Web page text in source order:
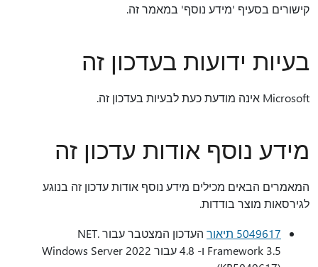
קישורים בסעיף 'מידע נוסף' במאמר זה.
בעיות ידועות בעדכון זה
Microsoft אינה מודעת כעת לבעיות בעדכון זה.
מידע נוסף אודות עדכון זה
המאמרים הבאים מכילים מידע נוסף אודות עדכון זה בנוגע
לגירסאות מוצר בודדות.
5049617 תיאור
העדכון המצטבר עבור .NET
Framework 3.5 ו- 4.8 עבור Windows Server 2022